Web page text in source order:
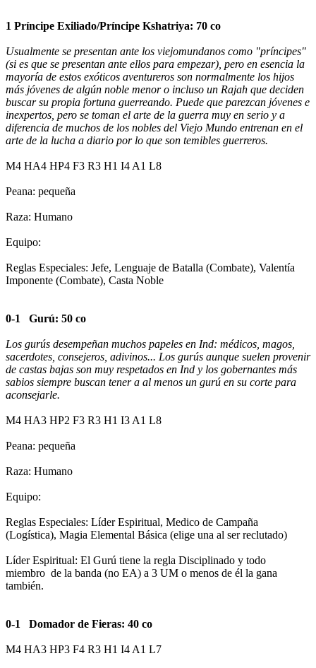
1 Príncipe Exiliado/Príncipe Kshatriya: 70 co
Usualmente se presentan ante los viejomundanos como "príncipes"
(si es que se presentan ante ellos para empezar), pero en esencia la
mayoría de estos exóticos aventureros son normalmente los hijos
más jóvenes de algún noble menor o incluso un Rajah que deciden
buscar su propia fortuna guerreando. Puede que parezcan jóvenes e
inexpertos, pero se toman el arte de la guerra muy en serio y a
diferencia de muchos de los nobles del Viejo Mundo entrenan en el
arte de la lucha a diario por lo que son temibles guerreros.
M4 HA4 HP4 F3 R3 H1 I4 A1 L8
Peana: pequeña
Raza: Humano
Equipo:
Reglas Especiales: Jefe, Lenguaje de Batalla (Combate), Valentía
Imponente (Combate), Casta Noble
0-1 Gurú: 50 co
Los gurús desempeñan muchos papeles en Ind: médicos, magos,
sacerdotes, consejeros, adivinos... Los gurús aunque suelen provenir
de castas bajas son muy respetados en Ind y los gobernantes más
sabios siempre buscan tener a al menos un gurú en su corte para
aconsejarle.
M4 HA3 HP2 F3 R3 H1 I3 A1 L8
Peana: pequeña
Raza: Humano
Equipo:
Reglas Especiales: Líder Espiritual, Medico de Campaña
(Logística), Magia Elemental Básica (elige una al ser reclutado)
Líder Espiritual: El Gurú tiene la regla Disciplinado y todo
miembro de la banda (no EA) a 3 UM o menos de él la gana
también.
0-1 Domador de Fieras: 40 co
M4 HA3 HP3 F4 R3 H1 I4 A1 L7